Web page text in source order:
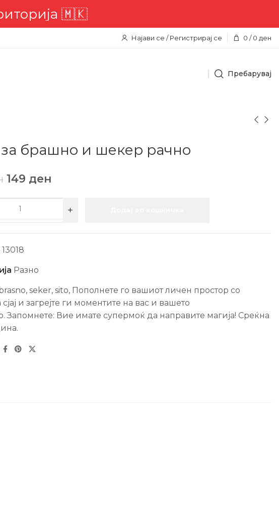
Најави се / Регистрирај се 0 / 0 ден
Пребарувај
брашно и шекер рачно
149 ден
13018
Разно
, seker, sito, Пополнете го вашиот личен простор со
и загрејте ги моментите на вас и вашето
Запомнете: Вие имате супермоќ да направите магија! Среќна